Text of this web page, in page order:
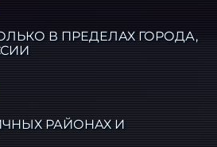
В ПРЕДЕЛАХ ГОРОДА,
РАЙОНАХ И